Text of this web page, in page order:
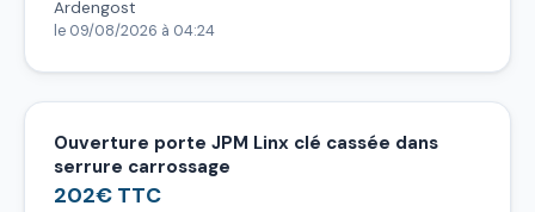
Ardengost
le 09/08/2026 à 04:24
Ouverture porte JPM Linx clé cassée dans
serrure carrossage
202€ TTC